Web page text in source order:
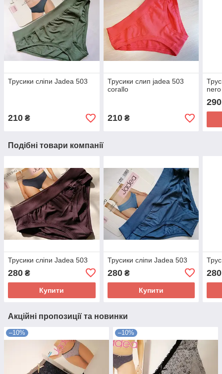
Трусики сліпи Jadea 503
210 ₴
Трусики слип jadea 503
corallo
210₴
nero
290
Подібні товари компанії
Трусики сліпи Jadea 503
280 ₴
Купити
Трусики сліпи Jadea 503
280₴
Купити
280
Акційні пропозиції та новинки
–10% –10%